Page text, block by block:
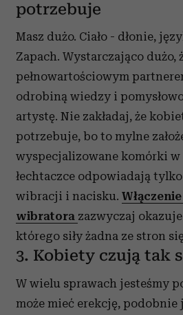
potrzebuje
Masz dużo. Ciało - dłonie,
Zapach. Wystarczająco dużo,
pełnowartościowym
odrobiną wiedzy i
artystę. Nie zakładaj, że
potrzebuje, bo to mylne
wyspecjalizowane komórki w
łechtaczce odpowiadają
wibracji i nacisku.
wibratora zazwyczaj
którego siły żadna ze stron
3. Kobiety czują tak
W wielu sprawach jesteśmy
może mieć erekcję, podobnie